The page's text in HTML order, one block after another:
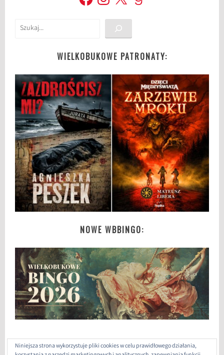
Szukaj
WIELKOBUKOWE PATRONATY:
NOWE WBBINGO:
Niniejsza strona wykorzystuje pliki cookies w celu prawidłowego działania,